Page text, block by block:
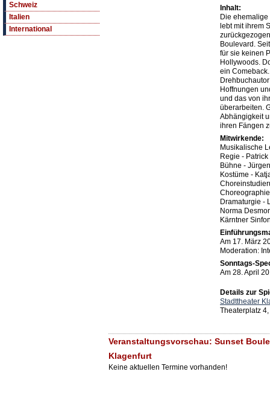
Schweiz
Italien
International
Inhalt:
Die
lebt mit ihrem
Boulevard.
für sie keinen
Hollywoods.
ein
Hoffnungen
und das von
überarbeiten.
Abhängigkeit
ihren Fängen
Mitwirkende:
Musikalische
Regie -
Bühne -
Kostüme -
Dramaturgie -
Norma
Kärntner
Am 17. März
Moderation:
Sonntags-
Am 28. April
Details zur
Stadttheater
Theaterplatz
Veranstaltungsvorschau: Sunset
Klagenfurt
Keine aktuellen Termine vorhanden!